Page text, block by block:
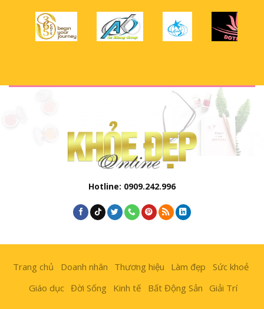
Hotline: 0909.242.996
Trang chủ Doanh nhân Thương hiệu Làm đẹp
Sức khoẻ
Giáo dục Đời Sống Kinh tế Bất Động Sản Giải Trí